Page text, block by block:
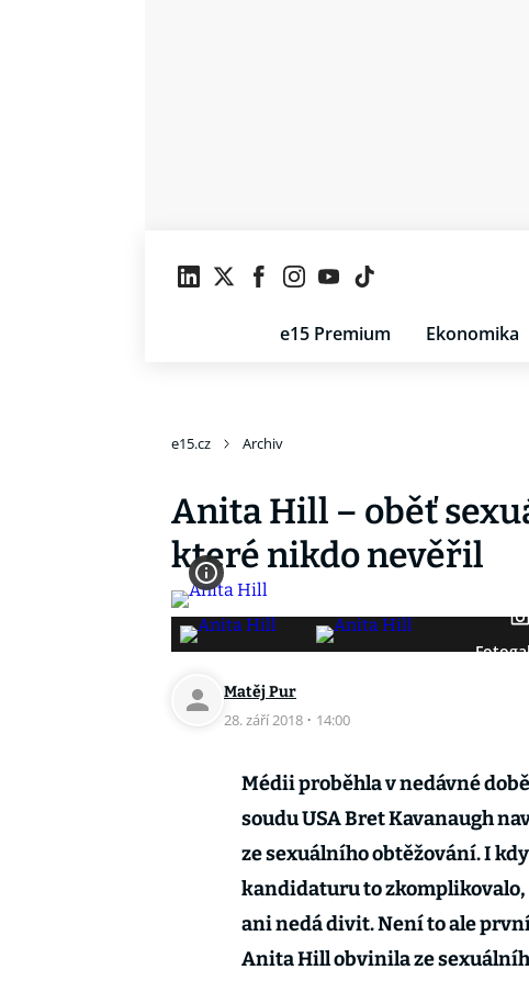
e15 Premium Ekonomika
e15.cz Archiv
Anita Hill – oběť
které nikdo nevěřil
Matěj Pur
28. září 2018 · 14:00
Médii proběhla v nedávné
soudu USA Bret Kavanaugh
ze sexuálního obtěžování. I
kandidaturu to zkomplikovalo,
ani nedá divit. Není to ale
Anita Hill obvinila ze